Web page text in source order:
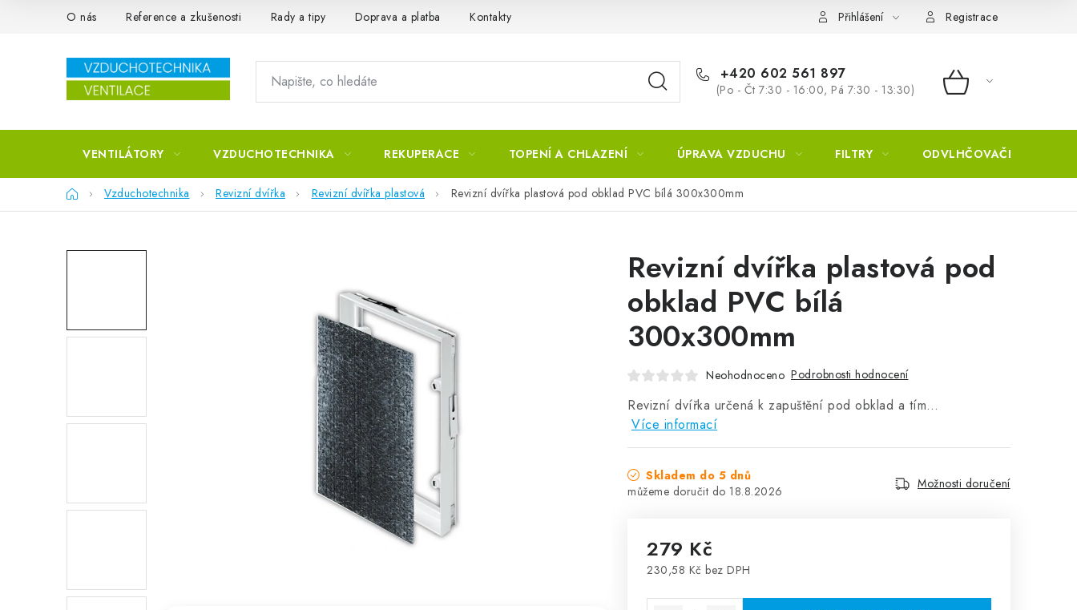
Přejít na obsahO nás Reference a zkušenosti Rady a tipy Doprava a platba Kontakty Přihlášení Registrace
+420 602 561 897
(Po - Čt 7:30 - 16:00, Pá 7:30 - 13:30) NÁKUPNÍ
VENTILÁTORY VZDUCHOTECHNIKA REKUPERACE TOPENÍ A CHLAZENÍ ÚPRAVA VZDUCHU FILTRY ODVLHČOVAČE
DomůVzduchotechnika Revizní dvířka Revizní dvířka plastová Revizní dvířka plastová pod obklad PVC bílá 300x300mm
Revizní dvířka plastová pod
obklad PVC bílá
300x300mm
Neohodnoceno Podrobnosti hodnocení
Revizní dvířka určená k zapuštění pod obklad a tím…
Více informací
Skladem do 5 dnů
18.8.2026
Možnosti doručení
279 Kč
230,58 Kč bez DPH